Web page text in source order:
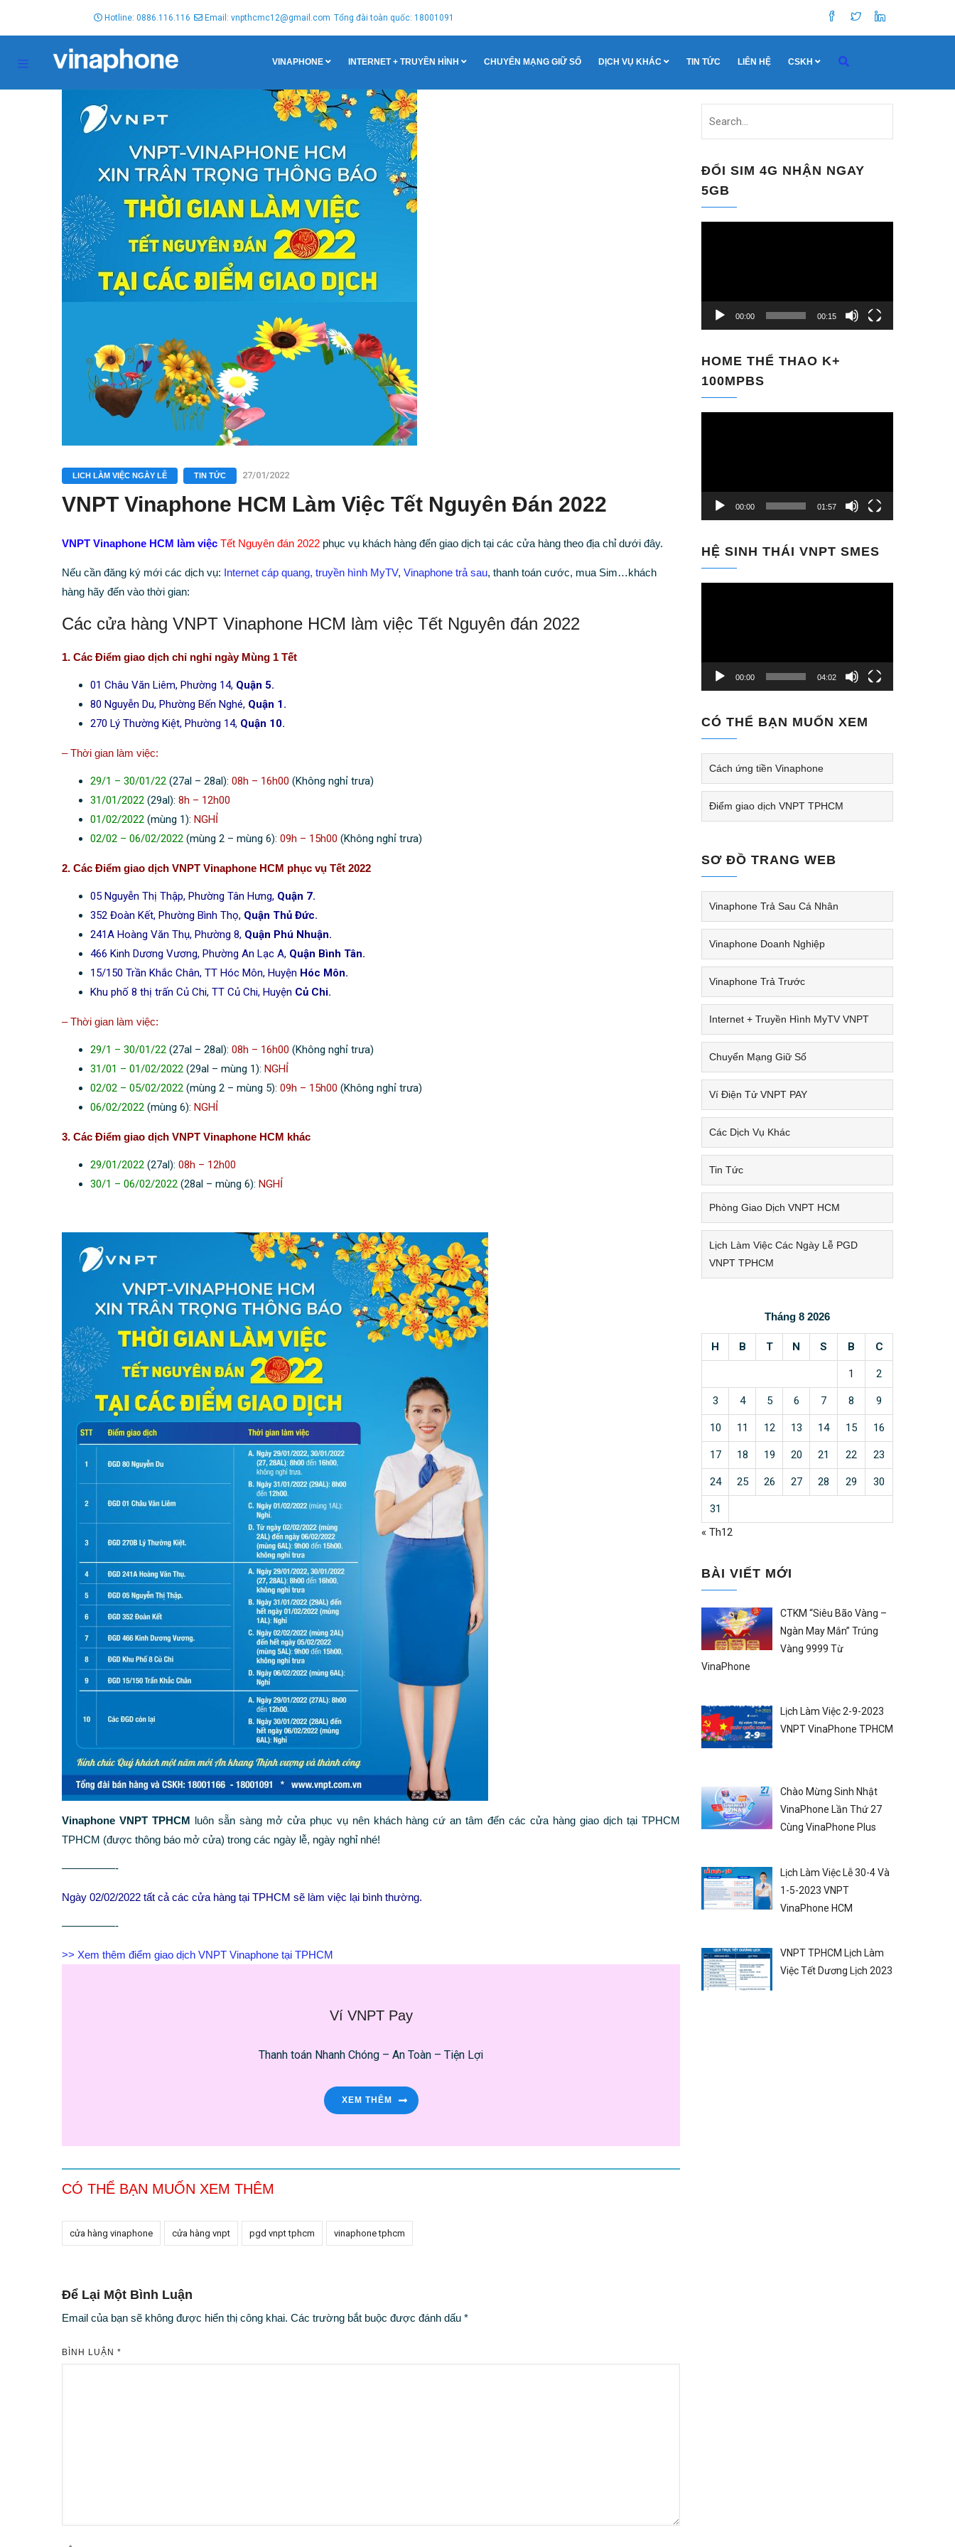
Hotline: 0886.116.116 Email: vnpthcmc12@gmail.com Tổng đài toàn quốc: 18001091
VINAPHONE INTERNET + TRUYỀN HÌNH CHUYỂN MẠNG GIỮ SỐ DỊCH VỤ KHÁC TIN TỨC LIÊN HỆ CSKH
LICH LÀM VIỆC NGÀY LỄ TIN TỨC 27/01/2022
VNPT Vinaphone HCM Làm Việc Tết Nguyên Đán 2022
VNPT Vinaphone HCM làm việc Tết Nguyên đán 2022 phục vụ khách hàng đến giao dịch tại các cửa hàng theo địa chỉ dưới đây.
Nếu cần đăng ký mới các dịch vụ: Internet cáp quang, truyền hình MyTV, Vinaphone trả sau, thanh toán cước, mua Sim…khách
hàng hãy đến vào thời gian:
Các cửa hàng VNPT Vinaphone HCM làm việc Tết Nguyên đán 2022
1. Các Điểm giao dịch chỉ nghỉ ngày Mùng 1 Tết
01 Châu Văn Liêm, Phường 14, Quận 5.
80 Nguyễn Du, Phường Bến Nghé, Quận 1.
270 Lý Thường Kiệt, Phường 14, Quận 10.
– Thời gian làm việc:
29/1 – 30/01/22 (27al – 28al): 08h – 16h00 (Không nghỉ trưa)
31/01/2022 (29al): 8h – 12h00
01/02/2022 (mùng 1): NGHỈ
02/02 – 06/02/2022 (mùng 2 – mùng 6): 09h – 15h00 (Không nghỉ trưa)
2. Các Điểm giao dịch VNPT Vinaphone HCM phục vụ Tết 2022
05 Nguyễn Thị Thập, Phường Tân Hưng, Quận 7.
352 Đoàn Kết, Phường Bình Thọ, Quận Thủ Đức.
241A Hoàng Văn Thụ, Phường 8, Quận Phú Nhuận.
466 Kinh Dương Vương, Phường An Lạc A, Quận Bình Tân.
15/150 Trần Khắc Chân, TT Hóc Môn, Huyện Hóc Môn.
Khu phố 8 thị trấn Củ Chi, TT Củ Chi, Huyện Củ Chi.
– Thời gian làm việc:
29/1 – 30/01/22 (27al – 28al): 08h – 16h00 (Không nghỉ trưa)
31/01 – 01/02/2022 (29al – mùng 1): NGHỈ
02/02 – 05/02/2022 (mùng 2 – mùng 5): 09h – 15h00 (Không nghỉ trưa)
06/02/2022 (mùng 6): NGHỈ
3. Các Điểm giao dịch VNPT Vinaphone HCM khác
29/01/2022 (27al): 08h – 12h00
30/1 – 06/02/2022 (28al – mùng 6): NGHỈ
Vinaphone VNPT TPHCM luôn sẵn sàng mở cửa phục vụ nên khách hàng cứ an tâm đến các cửa hàng giao dịch tại TPHCM
TPHCM (được thông báo mở cửa) trong các ngày lễ, ngày nghỉ nhé!
—————-
Ngày 02/02/2022 tất cả các cửa hàng tại TPHCM sẽ làm việc lại bình thường.
—————-
>> Xem thêm điểm giao dịch VNPT Vinaphone tại TPHCM
Ví VNPT Pay
Thanh toán Nhanh Chóng – An Toàn – Tiện Lợi
XEM THÊM
CÓ THỂ BẠN MUỐN XEM THÊM
cửa hàng vinaphone cửa hàng vnpt pgd vnpt tphcm vinaphone tphcm
Để Lại Một Bình Luận
Email của bạn sẽ không được hiển thị công khai. Các trường bắt buộc được đánh dấu *
BÌNH LUẬN *
ĐỔI SIM 4G NHẬN NGAY
5GB
00:00 00:15
HOME THỂ THAO K+
100MPBS
00:00 01:57
HỆ SINH THÁI VNPT SMES
00:00 04:02
CÓ THỂ BẠN MUỐN XEM
Cách ứng tiền Vinaphone
Điểm giao dịch VNPT TPHCM
SƠ ĐỒ TRANG WEB
Vinaphone Trả Sau Cá Nhân
Vinaphone Doanh Nghiệp
Vinaphone Trả Trước
Internet + Truyền Hình MyTV VNPT
Chuyển Mạng Giữ Số
Ví Điện Tử VNPT PAY
Các Dịch Vụ Khác
Tin Tức
Phòng Giao Dịch VNPT HCM
Lịch Làm Việc Các Ngày Lễ PGD
VNPT TPHCM
Tháng 8 2026
H B T N S B C
1 2
3 4 5 6 7 8 9
10 11 12 13 14 15 16
17 18 19 20 21 22 23
24 25 26 27 28 29 30
31
« Th12
BÀI VIẾT MỚI
CTKM “Siêu Bão Vàng –
Ngàn May Mắn” Trúng
Vàng 9999 Từ
VinaPhone
Lịch Làm Việc 2-9-2023
VNPT VinaPhone TPHCM
Chào Mừng Sinh Nhật
VinaPhone Lần Thứ 27
Cùng VinaPhone Plus
Lịch Làm Việc Lễ 30-4 Và
1-5-2023 VNPT
VinaPhone HCM
VNPT TPHCM Lịch Làm
Việc Tết Dương Lịch 2023